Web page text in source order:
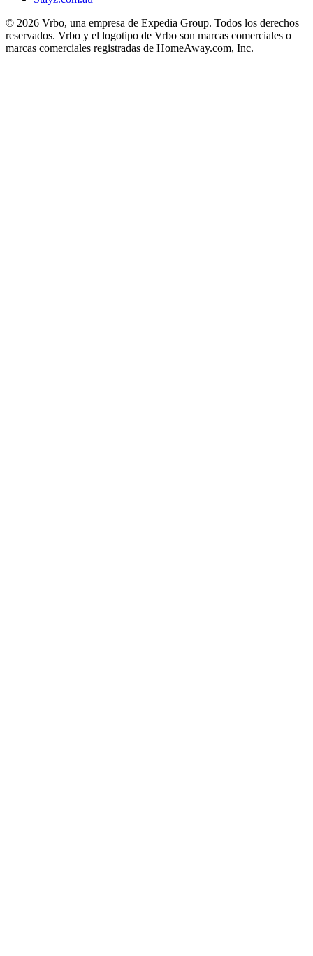
© 2026 Vrbo, una empresa de Expedia Group. Todos los derechos
reservados. Vrbo y el logotipo de Vrbo son marcas comerciales o
marcas comerciales registradas de HomeAway.com, Inc.